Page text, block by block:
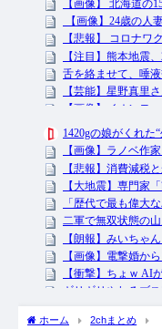
ホーム 2chまとめ